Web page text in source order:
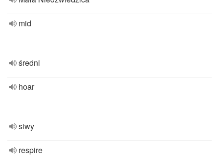
mid
średni
hoar
siwy
respire